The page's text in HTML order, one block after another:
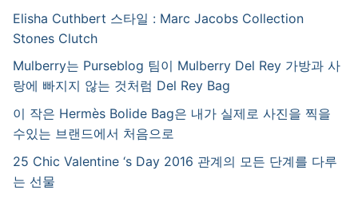
Elisha Cuthbert 스타일 : Marc Jacobs Collection
Stones Clutch
Mulberry는 Purseblog 팀이 Mulberry Del Rey 가방과 사
랑에 빠지지 않는 것처럼 Del Rey Bag
이 작은 Hermès Bolide Bag은 내가 실제로 사진을 찍을
수있는 브랜드에서 처음으로
25 Chic Valentine ‘s Day 2016 관계의 모든 단계를 다루
는 선물